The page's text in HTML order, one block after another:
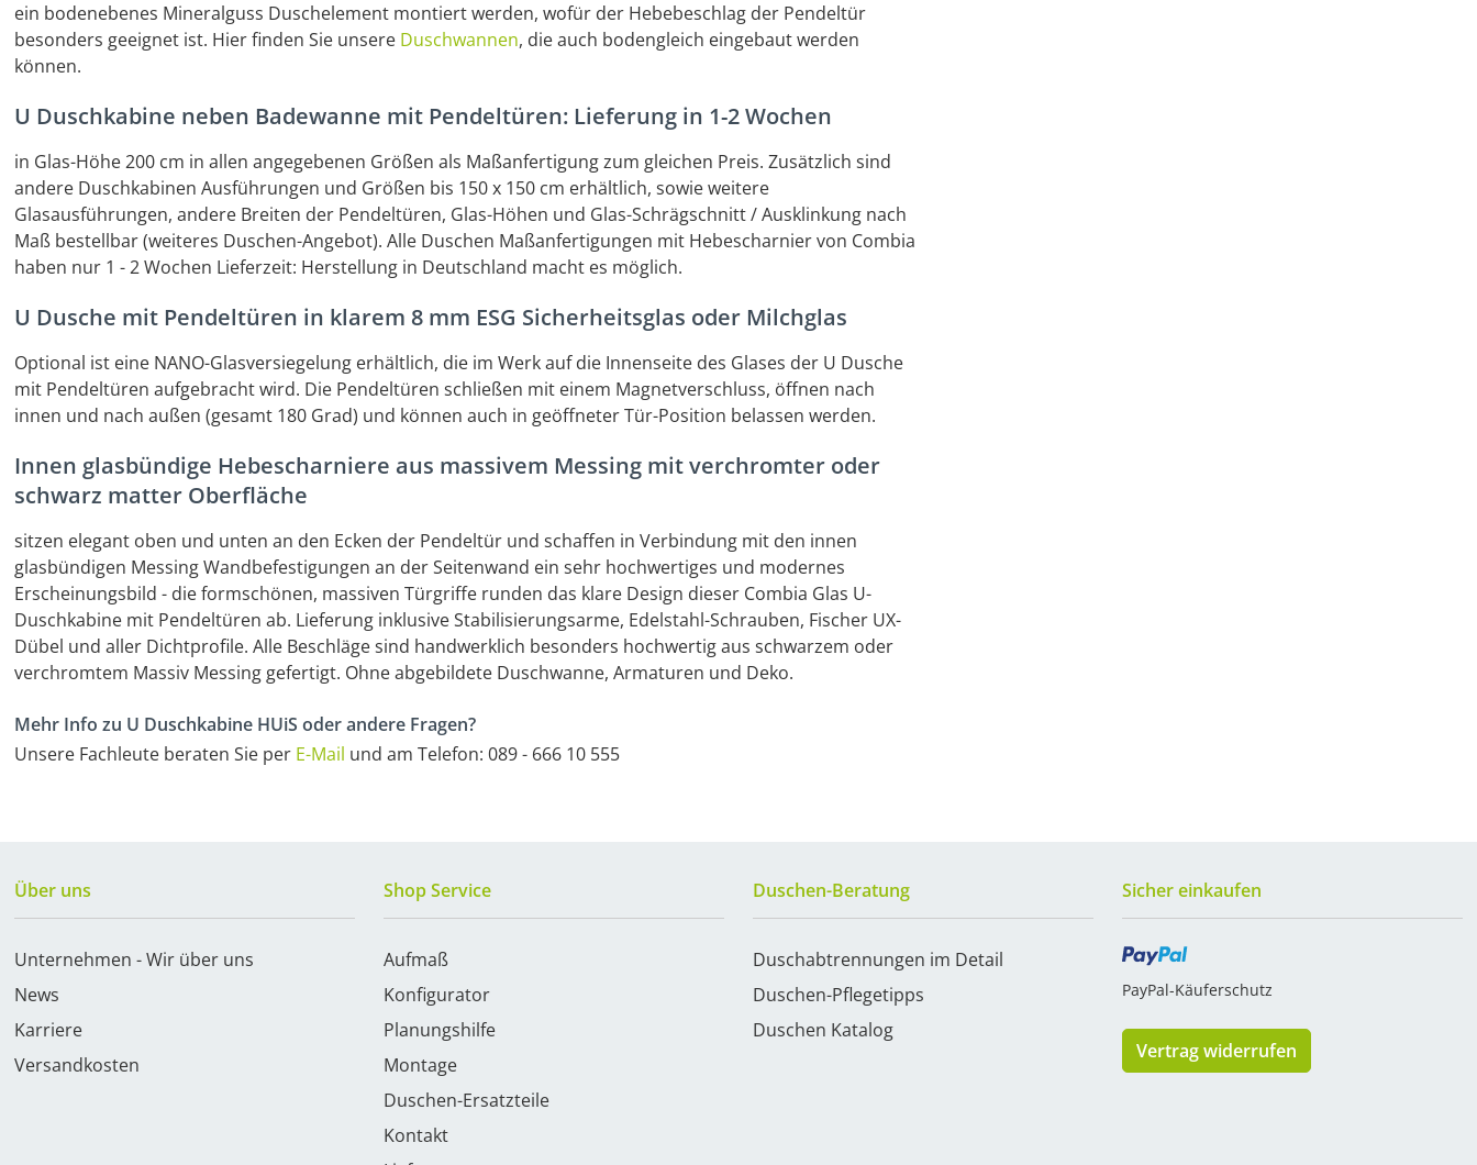
ein bodenebenes Mineralguss Duschelement montiert werden, wofür der Hebebeschlag der Pendeltür
besonders geeignet ist. Hier finden Sie unsere Duschwannen, die auch bodengleich eingebaut werden
können.
U Duschkabine neben Badewanne mit Pendeltüren: Lieferung in 1-2 Wochen
in Glas-Höhe 200 cm in allen angegebenen Größen als Maßanfertigung zum gleichen Preis. Zusätzlich sind
andere Duschkabinen Ausführungen und Größen bis 150 x 150 cm erhältlich, sowie weitere
Glasausführungen, andere Breiten der Pendeltüren, Glas-Höhen und Glas-Schrägschnitt / Ausklinkung nach
Maß bestellbar (weiteres Duschen-Angebot). Alle Duschen Maßanfertigungen mit Hebescharnier von Combia
haben nur 1 - 2 Wochen Lieferzeit: Herstellung in Deutschland macht es möglich.
U Dusche mit Pendeltüren in klarem 8 mm ESG Sicherheitsglas oder Milchglas
Optional ist eine NANO-Glasversiegelung erhältlich, die im Werk auf die Innenseite des Glases der U Dusche
mit Pendeltüren aufgebracht wird. Die Pendeltüren schließen mit einem Magnetverschluss, öffnen nach
innen und nach außen (gesamt 180 Grad) und können auch in geöffneter Tür-Position belassen werden.
Innen glasbündige Hebescharniere aus massivem Messing mit verchromter oder
schwarz matter Oberfläche
sitzen elegant oben und unten an den Ecken der Pendeltür und schaffen in Verbindung mit den innen
glasbündigen Messing Wandbefestigungen an der Seitenwand ein sehr hochwertiges und modernes
Erscheinungsbild - die formschönen, massiven Türgriffe runden das klare Design dieser Combia Glas U-
Duschkabine mit Pendeltüren ab. Lieferung inklusive Stabilisierungsarme, Edelstahl-Schrauben, Fischer UX-
Dübel und aller Dichtprofile. Alle Beschläge sind handwerklich besonders hochwertig aus schwarzem oder
verchromtem Massiv Messing gefertigt. Ohne abgebildete Duschwanne, Armaturen und Deko.
Mehr Info zu U Duschkabine HUiS oder andere Fragen?
Unsere Fachleute beraten Sie per E-Mail und am Telefon: 089 - 666 10 555
Über uns
Unternehmen - Wir über uns
News
Karriere
Versandkosten
Shop Service
Aufmaß
Konfigurator
Planungshilfe
Montage
Duschen-Ersatzteile
Kontakt
Duschen-Beratung
Duschabtrennungen im Detail
Duschen-Pflegetipps
Duschen Katalog
Sicher einkaufen
PayPal-Käuferschutz
Vertrag widerrufen